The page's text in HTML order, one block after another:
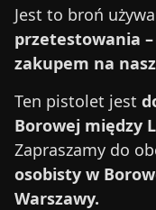
Jest to broń
przetestowania
zakupem na
Ten pistolet jest
Borowej między
Zapraszamy do
osobisty w
Warszawy.